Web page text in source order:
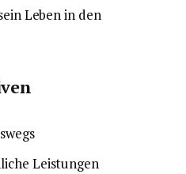
Leben in den
Leistungen